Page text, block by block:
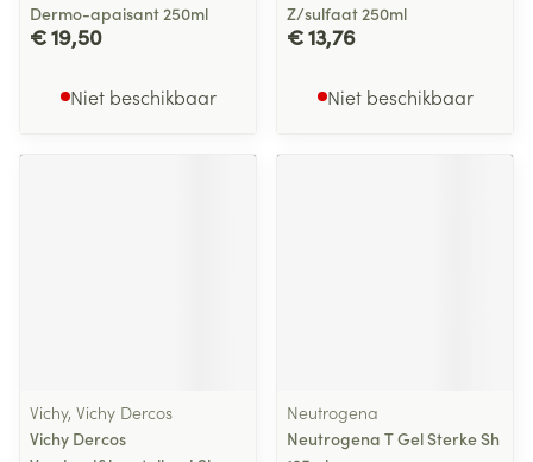
Dermo-apaisant 250ml
€ 19,50
Niet beschikbaar
Z/sulfaat 250ml
€ 13,76
Niet beschikbaar
Vichy, Vichy Dercos
Vichy Dercos
Neutrogena
Neutrogena T Gel Sterke Sh